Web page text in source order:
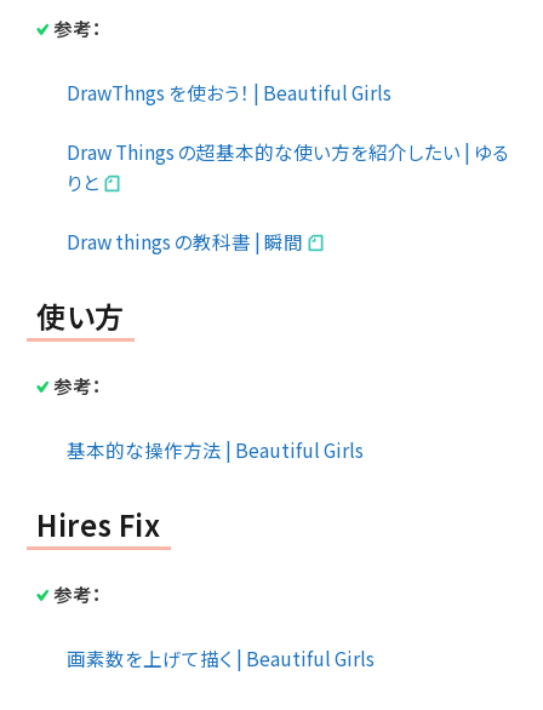
参考：
DrawThngs を使おう！ | Beautiful Girls
Draw Things の超基本的な使い方を紹介したい | ゆる
りと
Draw things の教科書 | 瞬間
使い方
参考：
基本的な操作方法 | Beautiful Girls
Hires Fix
参考：
画素数を上げて描く | Beautiful Girls